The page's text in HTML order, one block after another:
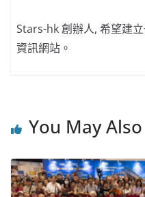
Stars-hk 創辦人, 希望建
資訊網站。
You May